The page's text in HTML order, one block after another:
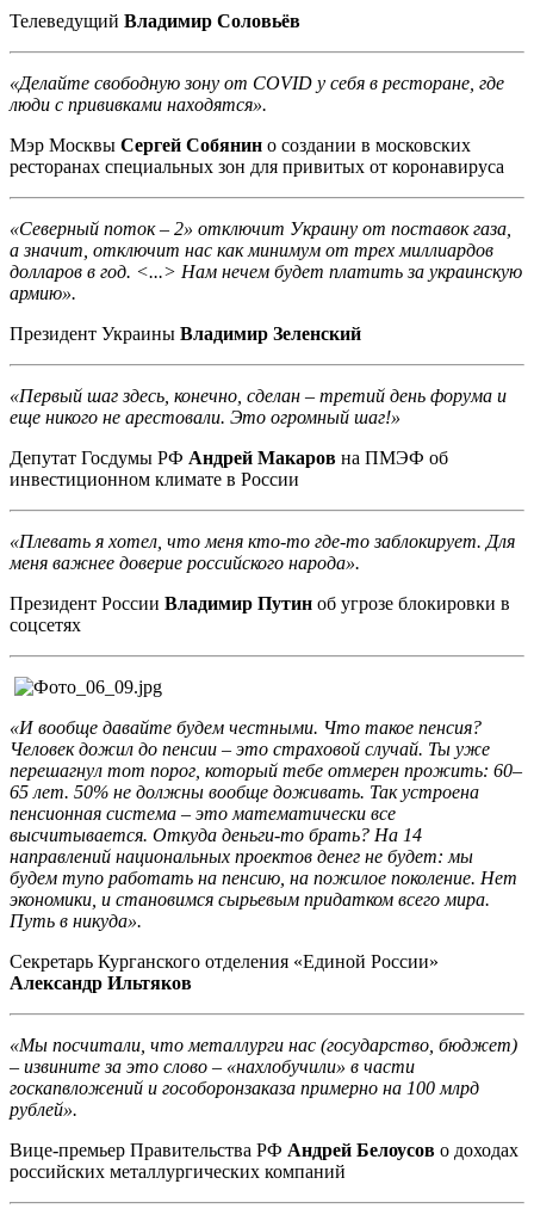
Телеведущий Владимир Соловьёв
«Делайте свободную зону от COVID у себя в ресторане, где
люди с прививками находятся».
Мэр Москвы Сергей Собянин о создании в московских
ресторанах специальных зон для привитых от коронавируса
«Северный поток – 2» отключит Украину от поставок газа,
а значит, отключит нас как минимум от трех миллиардов
долларов в год. <...> Нам нечем будет платить за украинскую
армию».
Президент Украины Владимир Зеленский
«Первый шаг здесь, конечно, сделан – третий день форума и
еще никого не арестовали. Это огромный шаг!»
Депутат Госдумы РФ Андрей Макаров на ПМЭФ об
инвестиционном климате в России
«Плевать я хотел, что меня кто-то где-то заблокирует. Для
меня важнее доверие российского народа».
Президент России Владимир Путин об угрозе блокировки в
соцсетях
«И вообще давайте будем честными. Что такое пенсия?
Человек дожил до пенсии – это страховой случай. Ты уже
перешагнул тот порог, который тебе отмерен прожить: 60–
65 лет. 50% не должны вообще доживать. Так устроена
пенсионная система – это математически все
высчитывается. Откуда деньги-то брать? На 14
направлений национальных проектов денег не будет: мы
будем тупо работать на пенсию, на пожилое поколение. Нет
экономики, и становимся сырьевым придатком всего мира.
Путь в никуда».
Секретарь Курганского отделения «Единой России»
Александр Ильтяков
«Мы посчитали, что металлурги нас (государство, бюджет)
– извините за это слово – «нахлобучили» в части
госкапвложений и гособоронзаказа примерно на 100 млрд
рублей».
Вице-премьер Правительства РФ Андрей Белоусов о доходах
российских металлургических компаний